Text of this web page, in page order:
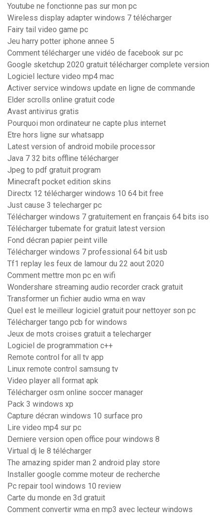
Youtube ne fonctionne pas sur mon pc
Wireless display adapter windows 7 télécharger
Fairy tail video game pc
Jeu harry potter iphone annee 5
Comment télécharger une vidéo de facebook sur pc
Google sketchup 2020 gratuit télécharger complete version
Logiciel lecture video mp4 mac
Activer service windows update en ligne de commande
Elder scrolls online gratuit code
Avast antivirus gratis
Pourquoi mon ordinateur ne capte plus internet
Etre hors ligne sur whatsapp
Latest version of android mobile processor
Java 7 32 bits offline télécharger
Jpeg to pdf gratuit program
Minecraft pocket edition skins
Directx 12 télécharger windows 10 64 bit free
Just cause 3 telecharger pc
Télécharger windows 7 gratuitement en français 64 bits iso
Télécharger tubemate for gratuit latest version
Fond décran papier peint ville
Télécharger windows 7 professional 64 bit usb
Tf1 replay les feux de lamour du 22 aout 2020
Comment mettre mon pc en wifi
Wondershare streaming audio recorder crack gratuit
Transformer un fichier audio wma en wav
Quel est le meilleur logiciel gratuit pour nettoyer son pc
Télécharger tango pcb for windows
Jeux de mots croises gratuit a telecharger
Logiciel de programmation c++
Remote control for all tv app
Linux remote control samsung tv
Video player all format apk
Télécharger osm online soccer manager
Pack 3 windows xp
Capture décran windows 10 surface pro
Lire video mp4 sur pc
Derniere version open office pour windows 8
Virtual dj le 8 télécharger
The amazing spider man 2 android play store
Installer google comme moteur de recherche
Pc repair tool windows 10 review
Carte du monde en 3d gratuit
Comment convertir wma en mp3 avec lecteur windows